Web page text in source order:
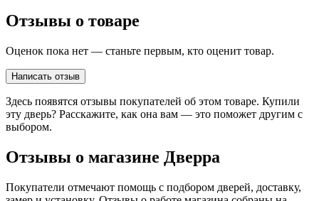
лифта за этаж/на лифте (до 10
шт.)
лифта за этаж/на лифте(до
10 кг)
Подъем/спуск дверной
коробки от входной
металлической двери
вручную, за этаж
без лифта, за этаж до 120 кг/
более 120 кг**
Подъем/спуск на грузовом
лифте входной двери,
500/700/1000 ₽
Отзывы о товаре
Оценок пока нет — станьте первым, кто оценит товар.
Написать отзыв
Здесь появятся отзывы покупателей об этом товаре. Купили
эту дверь? Расскажите, как она вам — это поможет другим с
выбором.
Отзывы о магазине Дверра
Покупатели отмечают помощь с подбором дверей, доставку,